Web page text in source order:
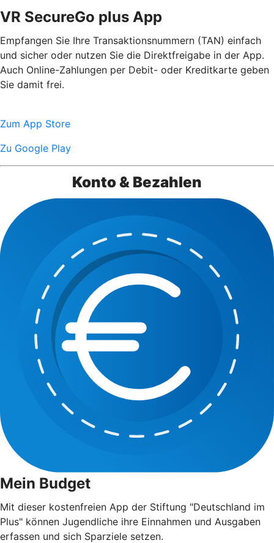
VR SecureGo plus App
Empfangen Sie Ihre Transaktionsnummern (TAN) einfach
und sicher oder nutzen Sie die Direktfreigabe in der App.
Auch Online-Zahlungen per Debit- oder Kreditkarte geben
Sie damit frei.
Zum App Store
Zu Google Play
Konto & Bezahlen
Mein Budget
Mit dieser kostenfreien App der Stiftung "Deutschland im
Plus" können Jugendliche ihre Einnahmen und Ausgaben
erfassen und sich Sparziele setzen.